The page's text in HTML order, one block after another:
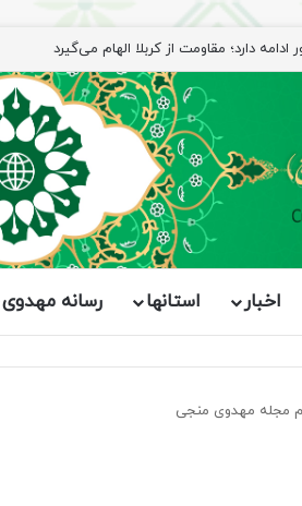
دارد؛ مقاومت از کربلا الهام می‌گیرد
اخبار استانها رسانه مهدوی
مجله مهدوی منجی